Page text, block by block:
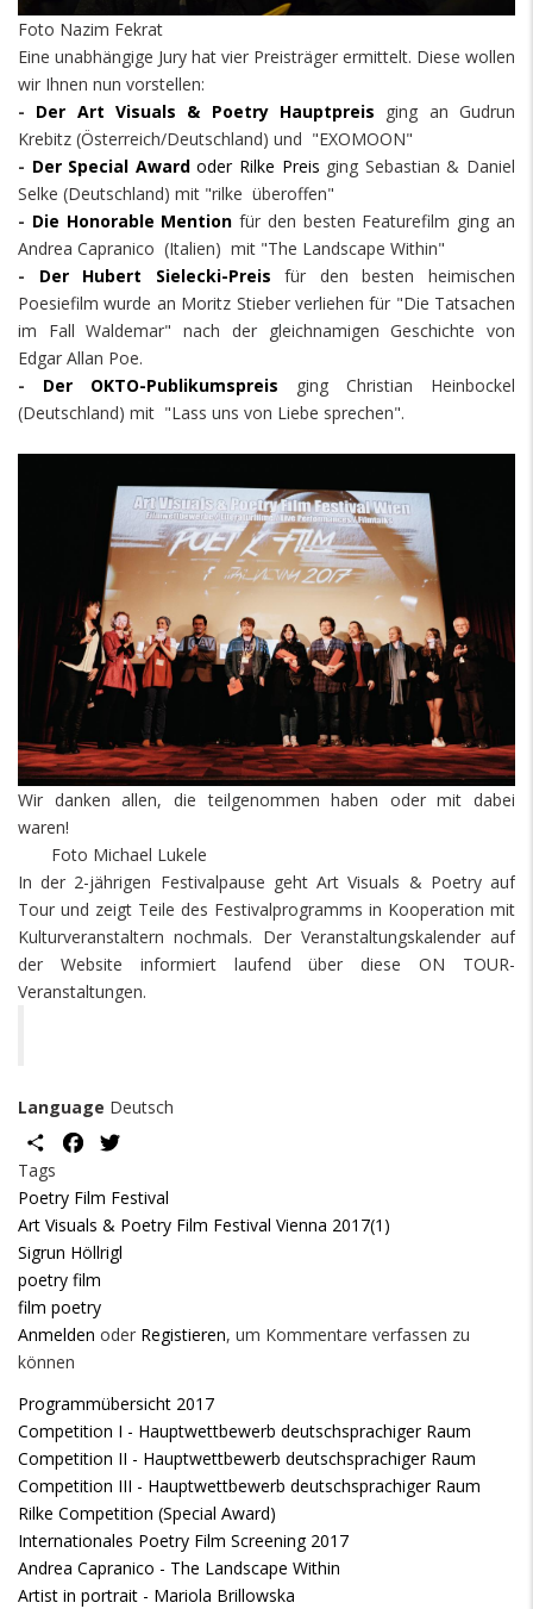
Foto Nazim Fekrat
Eine unabhängige Jury hat vier Preisträger ermittelt. Diese wollen
wir Ihnen nun vorstellen:
- Der Art Visuals & Poetry Hauptpreis ging an Gudrun
Krebitz (Österreich/Deutschland) und "EXOMOON"
- Der Special Awardoder Rilke Preis ging Sebastian & Daniel
Selke (Deutschland) mit "rilke überoffen"
- Die Honorable Mention für den besten Featurefilm ging an
Andrea Capranico (Italien) mit "The Landscape Within"
- Der Hubert Sielecki-Preis
für den besten heimischen
Poesiefilm wurde an Moritz Stieber verliehen für "Die Tatsachen
im Fall Waldemar" nach der gleichnamigen Geschichte von
Edgar Allan Poe.
- Der OKTO-Publikumspreis ging
Christian Heinbockel
(Deutschland) mit "Lass uns von Liebe sprechen".
Wir danken allen, die teilgenommen haben oder mit dabei
waren!
Foto Michael Lukele
In der 2-jährigen Festivalpause geht Art Visuals & Poetry auf
Tour und zeigt Teile des Festivalprogramms in Kooperation mit
Kulturveranstaltern nochmals. Der Veranstaltungskalender auf
der Website informiert laufend über diese ON TOUR-
Veranstaltungen.
Language Deutsch
ShareFacebook
Tags
Poetry Film Festival
Art Visuals & Poetry Film Festival Vienna 2017(1)
Sigrun Höllrigl
poetry film
film poetry
Anmelden oder Registieren, um Kommentare verfassen zu
können
Programmübersicht 2017
Competition I - Hauptwettbewerb deutschsprachiger Raum
Competition II - Hauptwettbewerb deutschsprachiger Raum
Competition III - Hauptwettbewerb deutschsprachiger Raum
Rilke Competition (Special Award)
Internationales Poetry Film Screening 2017
Andrea Capranico - The Landscape Within
Artist in portrait - Mariola Brillowska